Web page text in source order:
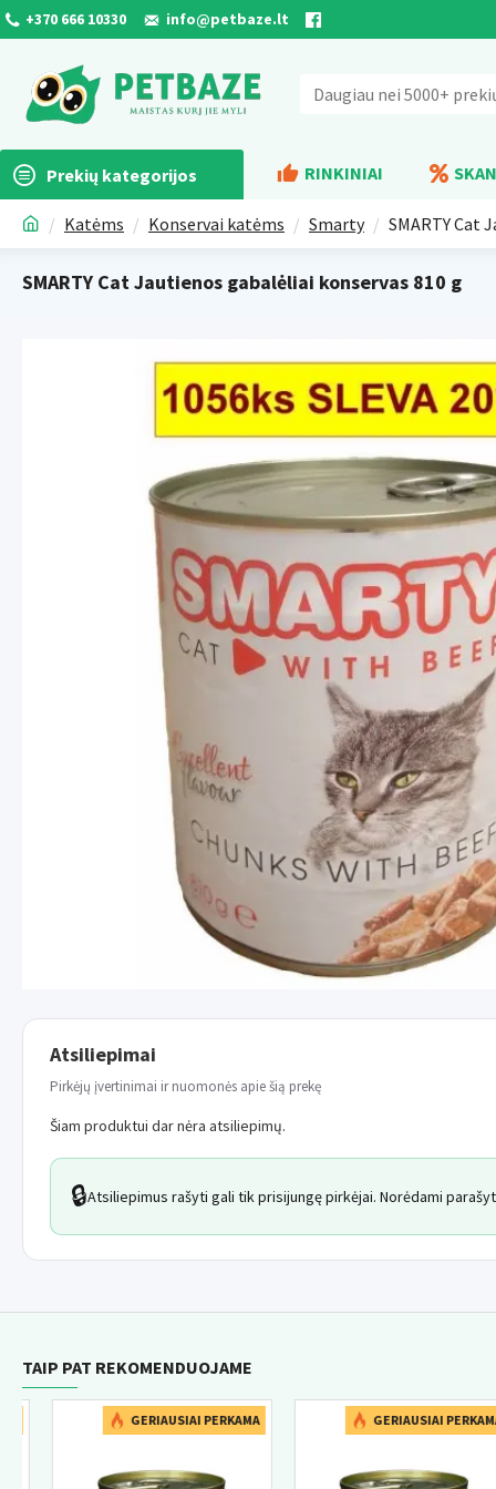
+370 666 10330 info@petbaze.lt
Prekių kategorijos RINKINIAI
Katėms Konservai katėms Smarty SMARTY Cat
SMARTY Cat Jautienos gabalėliai konservas 810 g
Atsiliepimai
Pirkėjų įvertinimai ir nuomonės apie šią prekę
Šiam produktui dar nėra atsiliepimų.
🔒Atsiliepimus rašyti gali tik prisijungę pirkėjai. Norėdami
TAIP PAT REKOMENDUOJAME
GERIAUSIAI PERKAMA GERIAUSIAI PERKAMA